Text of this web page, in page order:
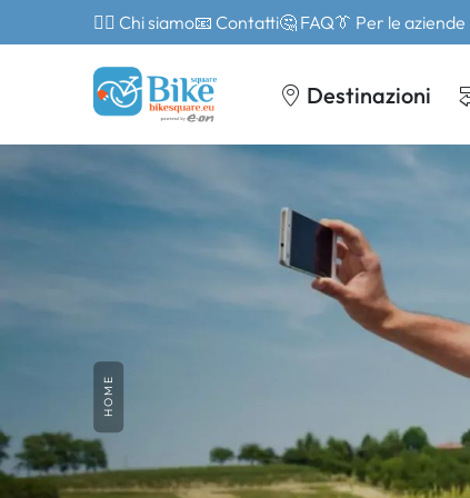
🙎‍♂️ Chi siamo📧 Contatti🤔 FAQ👔 Per le aziende
Destinazioni
HOME